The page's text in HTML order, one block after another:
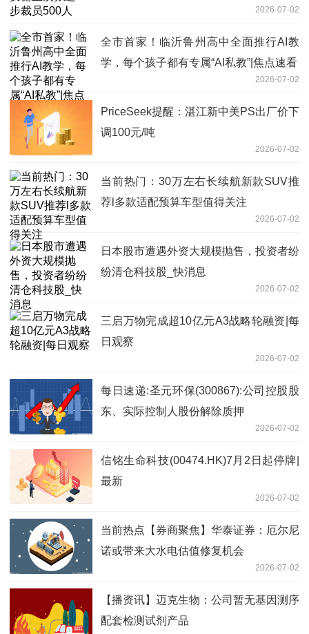
2026-07-02
全市首家！临沂鲁州高中全面推行AI教
学，每个孩子都有专属“AI私教”|焦点速看
2026-07-02
PriceSeek提醒：湛江新中美PS出厂价下
调100元/吨
2026-07-02
当前热门：30万左右长续航新款SUV推
荐l多款适配预算车型值得关注
2026-07-02
日本股市遭遇外资大规模抛售，投资者纷
纷清仓科技股_快消息
2026-07-02
三启万物完成超10亿元A3战略轮融资|每
日观察
2026-07-02
每日速递:圣元环保(300867):公司控股股
东、实际控制人股份解除质押
2026-07-02
信铭生命科技(00474.HK)7月2日起停牌|
最新
2026-07-02
当前热点【券商聚焦】华泰证券：厄尔尼
诺或带来大水电估值修复机会
2026-07-02
【播资讯】迈克生物：公司暂无基因测序
配套检测试剂产品